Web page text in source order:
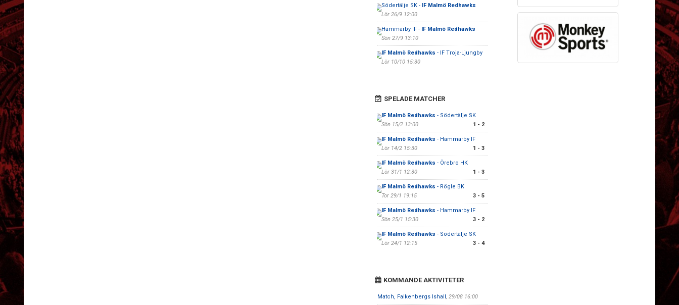
Södertälje SK - IF Malmö Redhawks
Lör 26/9 12:00
Hammarby IF - IF Malmö Redhawks
Sön 27/9 13:10
IF Malmö Redhawks - IF Troja-Ljungby
Lör 10/10 15:30
SPELADE MATCHER
IF Malmö Redhawks - Södertälje SK
Sön 15/2 13:00
1 - 2
IF Malmö Redhawks - Hammarby IF
Lör 14/2 15:30
1 - 3
IF Malmö Redhawks - Örebro HK
Lör 31/1 12:30
1 - 3
IF Malmö Redhawks - Rögle BK
Tor 29/1 19:15
3 - 5
IF Malmö Redhawks - Hammarby IF
Sön 25/1 15:30
3 - 2
IF Malmö Redhawks - Södertälje SK
Lör 24/1 12:15
3 - 4
KOMMANDE AKTIVITETER
Match, Falkenbergs Ishall, 29/08 16:00